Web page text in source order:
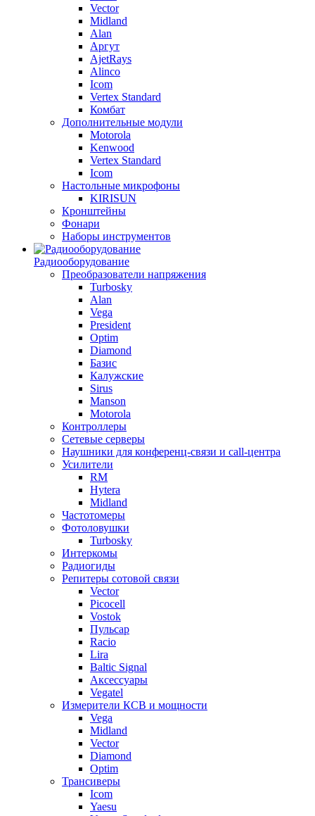
Vector
Midland
Alan
Аргут
AjetRays
Alinco
Icom
Vertex Standard
Комбат
Дополнительные модули
Motorola
Kenwood
Vertex Standard
Icom
Настольные микрофоны
KIRISUN
Кронштейны
Фонари
Наборы инструментов
Радиооборудование
Преобразователи напряжения
Turbosky
Alan
Vega
President
Optim
Diamond
Базис
Калужские
Sirus
Manson
Motorola
Контроллеры
Сетевые серверы
Наушники для конференц-связи и call-центра
Усилители
RM
Hytera
Midland
Частотомеры
Фотоловушки
Turbosky
Интеркомы
Радиогиды
Репитеры сотовой связи
Vector
Picocell
Vostok
Пульсар
Racio
Lira
Baltic Signal
Аксессуары
Vegatel
Измерители КСВ и мощности
Vega
Midland
Vector
Diamond
Optim
Трансиверы
Icom
Yaesu